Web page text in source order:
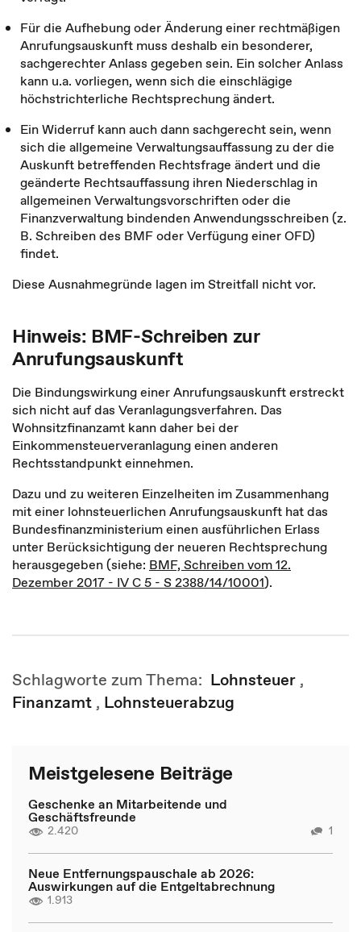
Für die Aufhebung oder Änderung einer rechtmäßigen
Anrufungsauskunft muss deshalb ein besonderer,
sachgerechter Anlass gegeben sein. Ein solcher Anlass
kann u.a. vorliegen, wenn sich die einschlägige
höchstrichterliche Rechtsprechung ändert.
Ein Widerruf kann auch dann sachgerecht sein, wenn
sich die allgemeine Verwaltungsauffassung zu der die
Auskunft betreffenden Rechtsfrage ändert und die
geänderte Rechtsauffassung ihren Niederschlag in
allgemeinen Verwaltungsvorschriften oder die
Finanzverwaltung bindenden Anwendungs­schreiben (z.
B. Schreiben des BMF oder Verfügung einer OFD)
findet.
Diese Ausnahmegründe lagen im Streitfall nicht vor.
Hinweis: BMF-Schreiben zur
Anrufungsauskunft
Die Bindungswirkung einer Anrufungsauskunft erstreckt
sich nicht auf das Veranlagungsverfahren. Das
Wohnsitzfinanzamt kann daher bei der
Einkommensteuerveranlagung einen anderen
Rechtsstandpunkt einnehmen.
Dazu und zu weiteren Einzelheiten im Zusammenhang
mit einer lohnsteuerlichen Anrufungsauskunft hat das
Bundesfinanzministerium einen ausführlichen Erlass
unter Berücksichtigung der neueren Rechtsprechung
herausgegeben (siehe: BMF, Schreiben vom 12.
Dezember 2017 - IV C 5 - S 2388/14/10001).
Schlagworte zum Thema: Lohnsteuer ,
Finanzamt , Lohnsteuerabzug
Meistgelesene Beiträge
Geschenke an Mitarbeitende und
Geschäftsfreunde
2.420 1
Neue Entfernungspauschale ab 2026:
Auswirkungen auf die Entgeltabrechnung
1.913